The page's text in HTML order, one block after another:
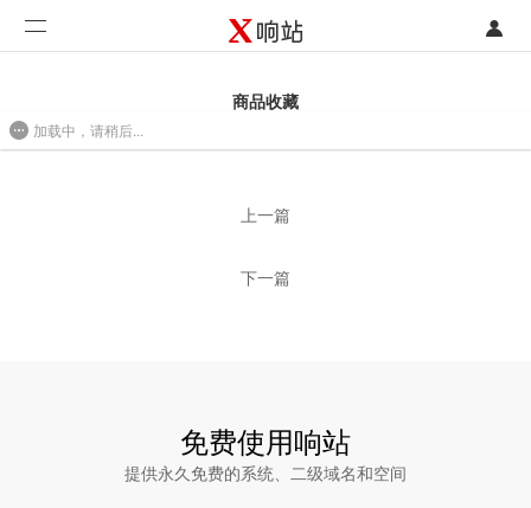
注册
开发类型
商品收藏
上一篇
下一篇
免费使用响站
提供永久免费的系统、二级域名和空间
加载中，请稍后...